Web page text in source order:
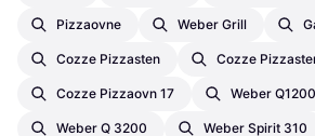
Pizzaovne Weber Grill
Cozze Pizzasten Cozze
Cozze Pizzaovn 17 Weber Q1200
Weber Q 3200 Weber Spirit 310